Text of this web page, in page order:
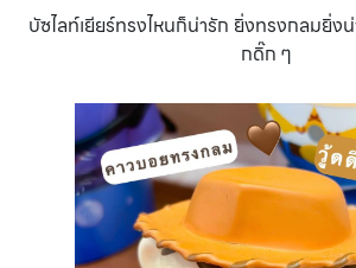
บัซไลท์เยียร์ทรงไหนก็น่ารัก ยิ่งทรงกลมยิ่ง
กดิ๊ก ๆ